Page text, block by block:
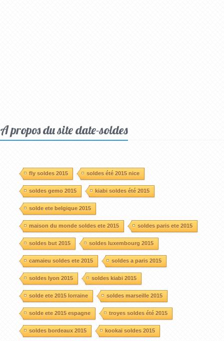
A propos du site date-soldes
fly soldes 2015 soldes été 2015 nice
soldes gemo 2015 kiabi soldes été 2015
solde ete belgique 2015
maison du monde soldes ete 2015 soldes paris ete 2015
soldes but 2015 soldes luxembourg 2015
camaieu soldes ete 2015 soldes a paris 2015
soldes lyon 2015 soldes kiabi 2015
solde ete 2015 lorraine soldes marseille 2015
solde ete 2015 espagne troyes soldes été 2015
soldes bordeaux 2015 kookai soldes 2015